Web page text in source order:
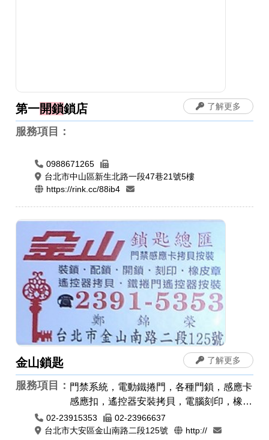
第一開鎖鎖店
服務項目：
0988671265
台北市中山區新生北路一段47巷21號5樓
https://rink.cc/88ib4
了解更多
金山鎖匙
服務項目： 門禁系統，電動鐵捲門，各種門鎖，感應卡
感應扣，遙控器安裝拷貝，電腦刻印，橡皮
章
02-23915353
02-23966637
台北市大安區金山南路二段125號
http://
了解更多